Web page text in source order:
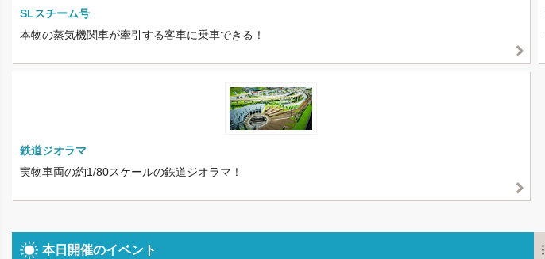
SLスチーム号
本物の蒸気機関車が牽引する客車に乗車できる！
鉄道ジオラマ
実物車両の約1/80スケールの鉄道ジオラマ！
本日開催のイベント